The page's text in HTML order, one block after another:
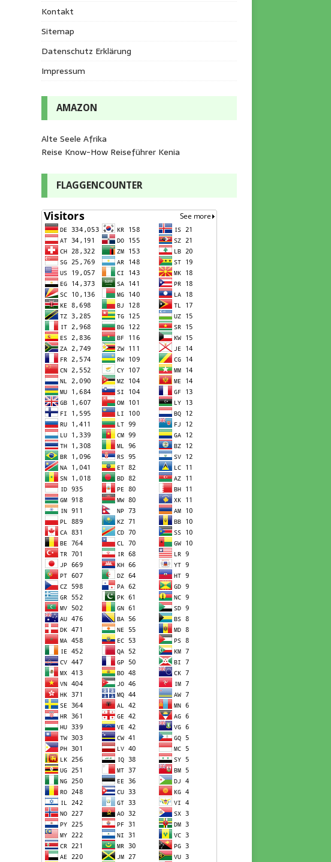
Kontakt
Sitemap
Datenschutz Erklärung
Impressum
AMAZON
Alte Seele Afrika
Reise Know-How Reiseführer Kenia
FLAGGENCOUNTER